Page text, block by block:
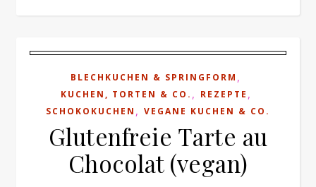
BLECHKUCHEN & SPRINGFORM ,
KUCHEN, TORTEN & CO. , REZEPTE ,
SCHOKOKUCHEN , VEGANE KUCHEN & CO.
Glutenfreie Tarte au
Chocolat (vegan)